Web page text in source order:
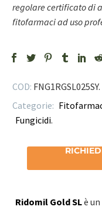
regolare certificato di
fitofarmaci ad uso
COD: FNG1RGSL025SY.
Categorie:
Fungicidi.
Ridomil Gold SLè un